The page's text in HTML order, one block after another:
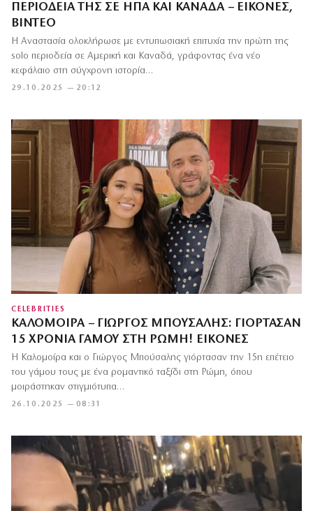
ΠΕΡΙΟΔΕΊΑ ΤΗΣ ΣΕ ΗΠΑ ΚΑΙ ΚΑΝΑΔΆ – ΕΙΚΌΝΕΣ,
ΒΊΝΤΕΟ
29.10.2025 — 20:12
Η Αναστασία ολοκλήρωσε με εντυπωσιακή επιτυχία την πρώτη της
solo περιοδεία σε Αμερική και Καναδά, γράφοντας ένα νέο
κεφάλαιο στη σύγχρονη ιστορία…
CELEBRITIES
ΚΑΛΟΜΟΊΡΑ – ΓΙΏΡΓΟΣ ΜΠΟΎΣΑΛΗΣ: ΓΙΌΡΤΑΣΑΝ
15 ΧΡΌΝΙΑ ΓΆΜΟΥ ΣΤΗ ΡΏΜΗ! ΕΙΚΌΝΕΣ
26.10.2025 — 08:31
Η Καλομοίρα και ο Γιώργος Μπούσαλης γιόρτασαν την 15η επέτειο
του γάμου τους με ένα ρομαντικό ταξίδι στη Ρώμη, όπου
μοιράστηκαν στιγμιότυπα…